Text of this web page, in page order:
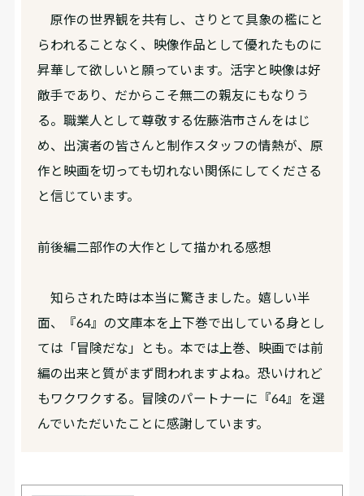
原作の世界観を共有し、さりとて具象の檻にと
らわれることなく、映像作品として優れたものに
昇華して欲しいと願っています。活字と映像は好
敵手であり、だからこそ無二の親友にもなりう
る。職業人として尊敬する佐藤浩市さんをはじ
め、出演者の皆さんと制作スタッフの情熱が、原
作と映画を切っても切れない関係にしてくださる
と信じています。
――前後編二部作の大作として描かれる感想
知らされた時は本当に驚きました。嬉しい半
面、『64』の文庫本を上下巻で出している身とし
ては「冒険だな」とも。本では上巻、映画では前
編の出来と質がまず問われますよね。恐いけれど
もワクワクする。冒険のパートナーに『64』を選
んでいただいたことに感謝しています。